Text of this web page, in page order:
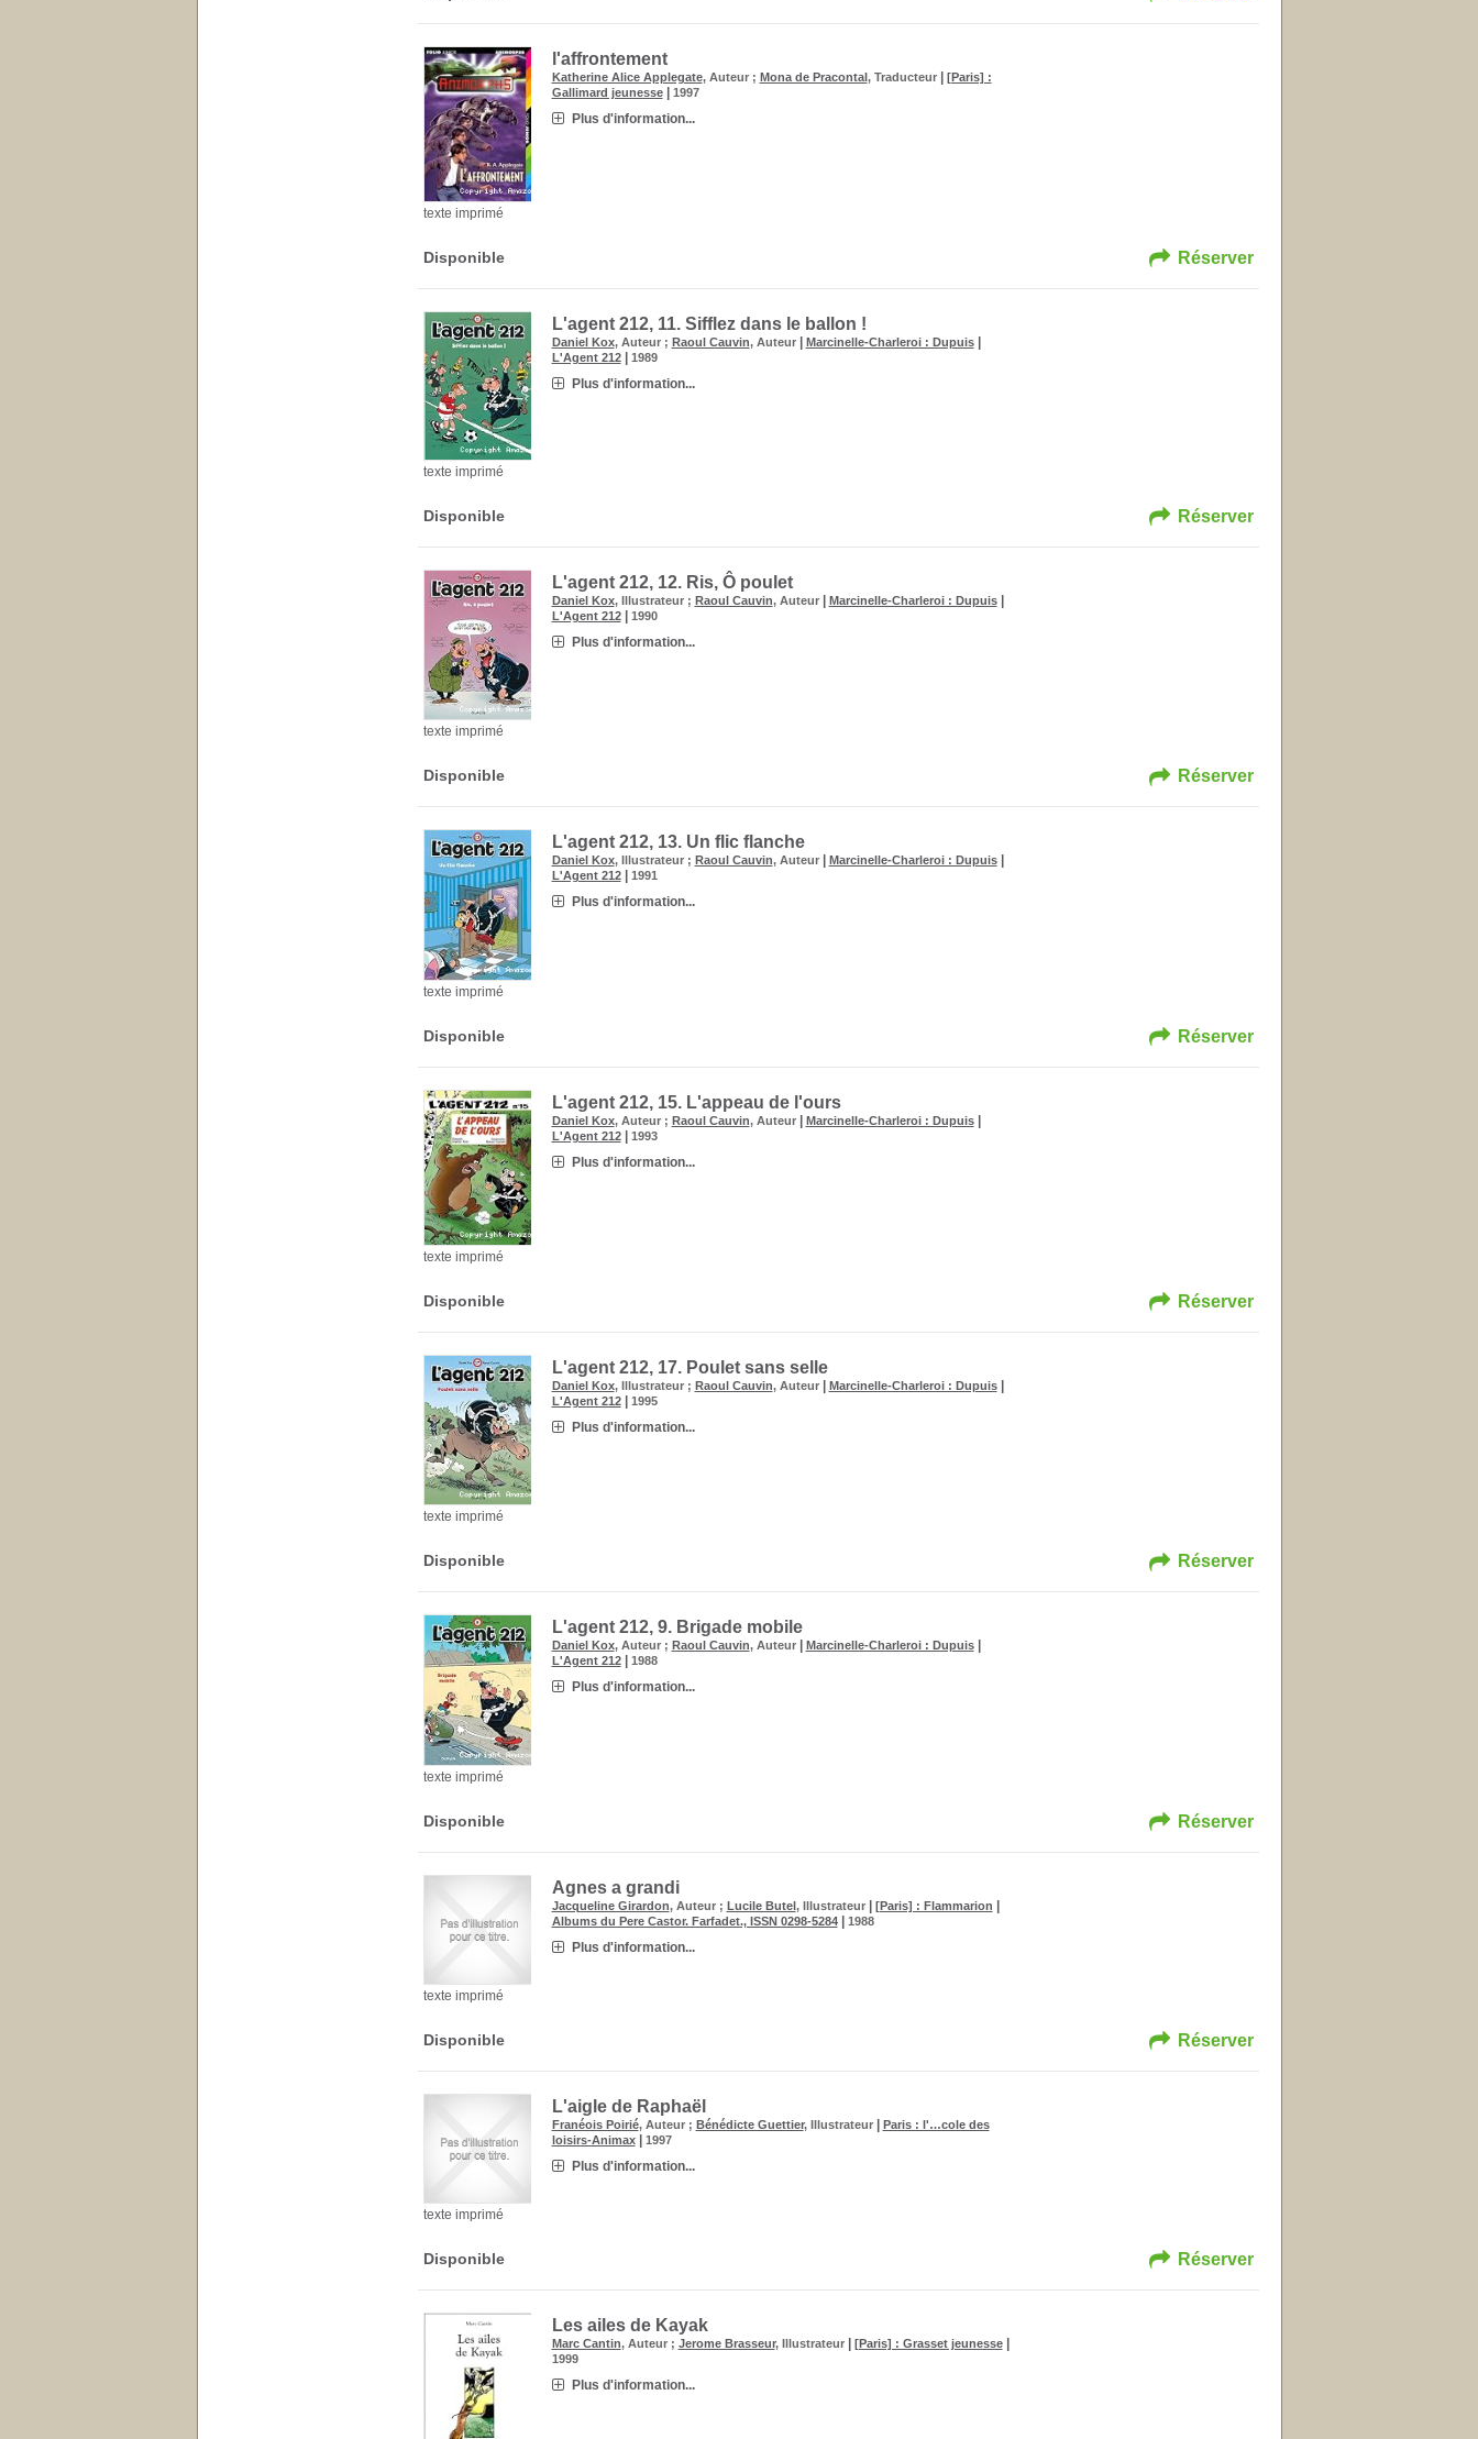
texte imprimé
l'affrontement
Katherine Alice Applegate, Auteur ; Mona de Pracontal, Traducteur | [Paris] :
Gallimard jeunesse| 1997
Plus d'information...
Réserver
Disponible
texte imprimé
L'agent 212, 11. Sifflez dans le ballon !
Daniel Kox, Auteur ; Raoul Cauvin, Auteur | Marcinelle-Charleroi : Dupuis|
L'Agent 212| 1989
Plus d'information...
Réserver
Disponible
texte imprimé
L'agent 212, 12. Ris, Ô poulet
Daniel Kox, Illustrateur ; Raoul Cauvin, Auteur Marcinelle-Charleroi : Dupuis|
L'Agent 212| 1990
Plus d'information...
Réserver
Disponible
texte imprimé
L'agent 212, 13. Un flic flanche
Daniel Kox, Illustrateur ; Raoul Cauvin, Auteur Marcinelle-Charleroi : Dupuis|
L'Agent 212| 1991
Plus d'information...
Réserver
Disponible
texte imprimé
L'agent 212, 15. L'appeau de l'ours
Daniel Kox, Auteur ; Raoul Cauvin, Auteur | Marcinelle-Charleroi : Dupuis|
L'Agent 212| 1993
Plus d'information...
Réserver
Disponible
texte imprimé
L'agent 212, 17. Poulet sans selle
Daniel Kox, Illustrateur ; Raoul Cauvin, Auteur Marcinelle-Charleroi : Dupuis|
L'Agent 212| 1995
Plus d'information...
Réserver
Disponible
texte imprimé
L'agent 212, 9. Brigade mobile
Daniel Kox, Auteur ; Raoul Cauvin, Auteur Marcinelle-Charleroi : Dupuis|
L'Agent 212| 1988
Plus d'information...
Réserver
Disponible
texte imprimé
Agnes a grandi
Jacqueline Girardon, Auteur ; Lucile Butel, Illustrateur | [Paris] : Flammarion |
Albums du Pere Castor. Farfadet., ISSN 0298-5284| 1988
Plus d'information...
Réserver
Disponible
texte imprimé
L'aigle de Raphaël
Franéois Poirié, Auteur ; Bénédicte Guettier, Illustrateur | Paris : l'…cole des
loisirs-Animax| 1997
Plus d'information...
Réserver
Disponible
Les ailes de Kayak
Marc Cantin, Auteur ; Jerome Brasseur, Illustrateur [Paris] : Grasset jeunesse|
1999
Plus d'information...